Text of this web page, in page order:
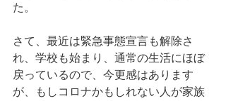
た。
さて、最近は緊急事態宣言も解除さ
れ、学校も始まり、通常の生活にほぼ
戻っているので、今更感はあります
が、もしコロナかもしれない人が家族